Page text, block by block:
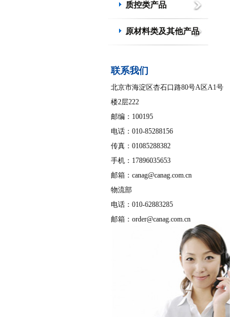
质控类产品
原材料类及其他产品
联系我们
北京市海淀区杏石口路80号A区A1号
楼2层222
邮编：100195
电话：010-85288156
传真：01085288382
手机：17896035653
邮箱：canag@canag.com.cn
物流部
电话：010-62883285
邮箱：order@canag.com.cn